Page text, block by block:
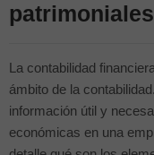
La contabilidad
ámbito de la
información útil y
económicas en una